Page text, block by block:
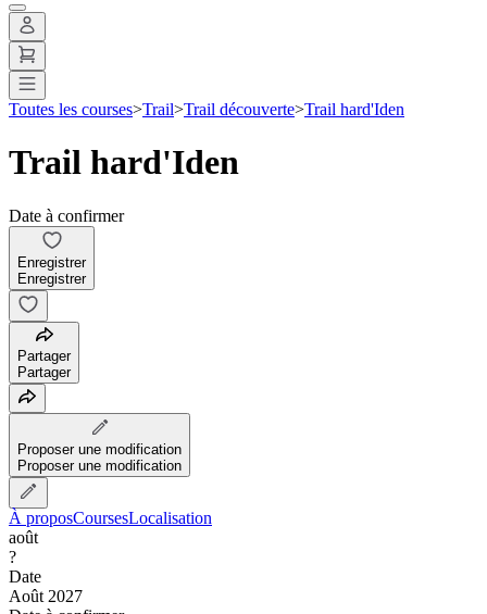
Toutes les courses>Trail>Trail découverte>Trail hard'Iden
Trail hard'Iden
Date à confirmer
Enregistrer
Enregistrer
Partager
Partager
Proposer une modification
Proposer une modification
À proposCoursesLocalisation
août
?
Date
Août 2027